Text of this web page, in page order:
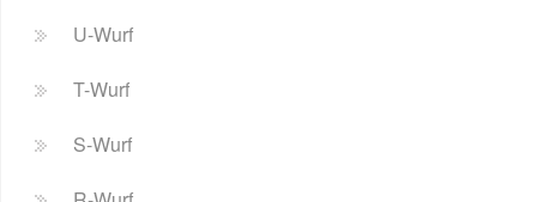
U-Wurf
T-Wurf
S-Wurf